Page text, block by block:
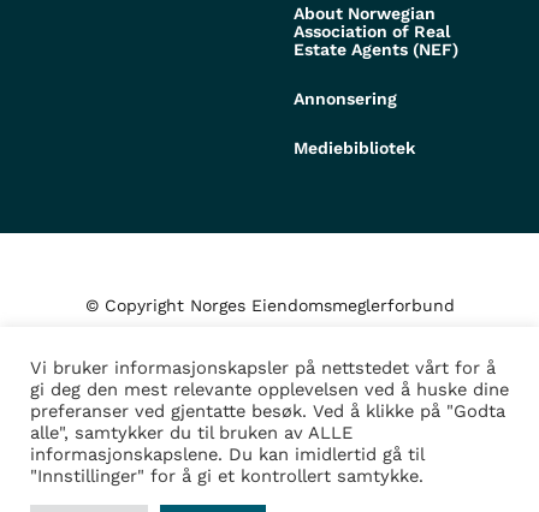
About Norwegian
Association of Real
Estate Agents (NEF)
Annonsering
Mediebibliotek
© Copyright Norges Eiendomsmeglerforbund
Personvern og cookies
Administrer samtykke
Design/Utvikling avFortress
Vi bruker informasjonskapsler på nettstedet vårt for å
gi deg den mest relevante opplevelsen ved å huske dine
preferanser ved gjentatte besøk. Ved å klikke på "Godta
alle", samtykker du til bruken av ALLE
informasjonskapslene. Du kan imidlertid gå til
"Innstillinger" for å gi et kontrollert samtykke.